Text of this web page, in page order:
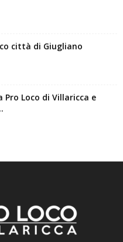
città di Giugliano
Loco di Villaricca e